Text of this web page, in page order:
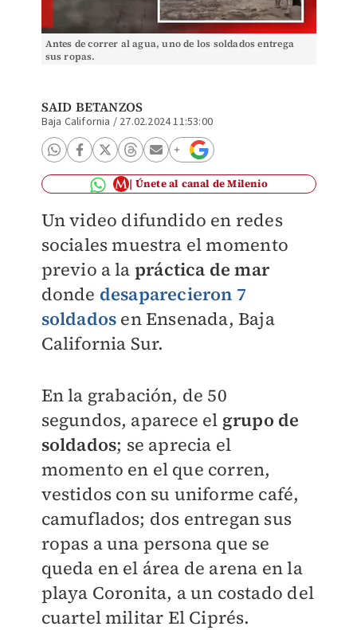
Antes de correr al agua, uno de los soldados entrega
sus ropas.
SAID BETANZOS
Baja California / 27.02.2024 11:53:00
Únete al canal de Milenio
Un video difundido en redes
sociales muestra el momento
previo a la práctica de mar
donde desaparecieron 7
soldados en Ensenada, Baja
California Sur.
En la grabación, de 50
segundos, aparece el grupo de
soldados; se aprecia el
momento en el que corren,
vestidos con su uniforme café,
camuflados; dos entregan sus
ropas a una persona que se
queda en el área de arena en la
playa Coronita, a un costado del
cuartel militar El Ciprés.